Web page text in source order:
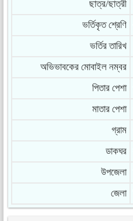
ছাত্র/ছাত্রী
ভর্তিকৃত শ্রেণি
ভর্তির তারিখ
অভিভাবকের মোবাইল নম্বর
পিতার পেশা
মাতার পেশা
গ্রাম
ডাকঘর
উপজেলা
জেলা